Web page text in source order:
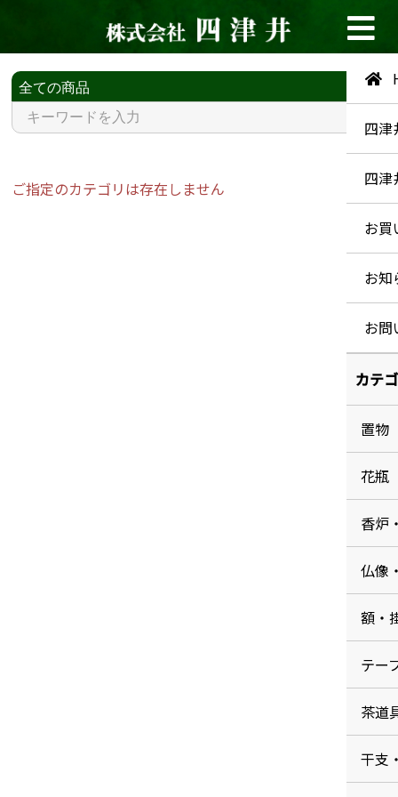
ご指定のカテゴリは存在しません
四津
四津
お買
お知
お問
カテ
置物
花瓶
香炉
仏像
額・
テー
茶道
干支